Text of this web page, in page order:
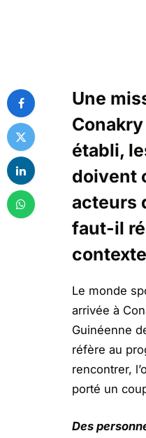
Une
établi,
doivent
acteurs
faut-il
Le monde
arrivée à
Guinéenne
réfère au
rencontrer,
porté un
Des